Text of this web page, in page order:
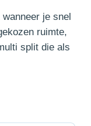
je snel
ruimte,
split die als